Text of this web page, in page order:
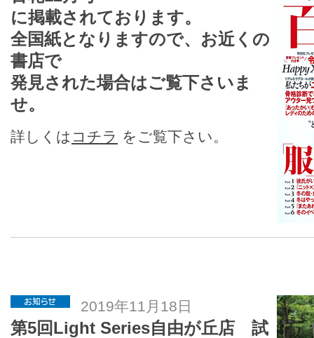
に掲載されております。
全国紙となりますので、お近くの
書店で
発見された場合はご覧下さいま
せ。
詳しくは コチラ をご覧下さい。
2019年11月18日
第5回Light Series自由が丘店 試